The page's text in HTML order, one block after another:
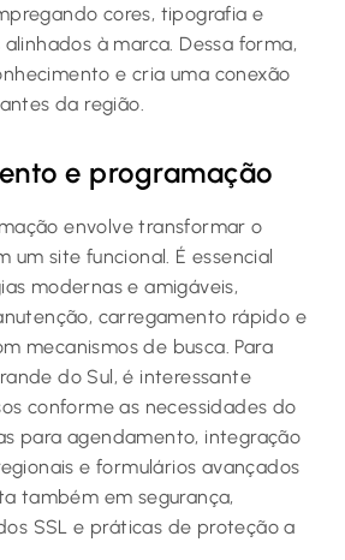
cores, tipografia e
à marca. Dessa forma,
e cria uma conexão
da região.
e programação
envolve transformar o
um site funcional. É essencial
modernas e amigáveis,
carregamento rápido e
mecanismos de busca. Para
do Sul, é interessante
conforme as necessidades do
para agendamento, integração
e formulários avançados
também em segurança,
SSL e práticas de proteção a